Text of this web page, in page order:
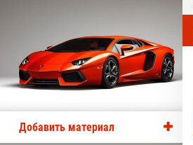
Добавить материал